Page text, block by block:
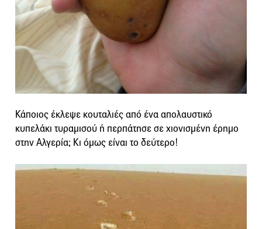
Κάποιος έκλεψε κουταλιές από ένα απολαυστικό
κυπελάκι τυραμισού ή περπάτησε σε χιονισμένη έρημο
στην Αλγερία; Κι όμως είναι το δεύτερο!